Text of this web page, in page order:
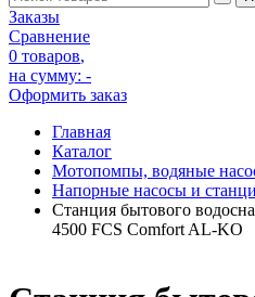
Заказы
Сравнение
0 товаров,
на сумму: -
Оформить заказ
Главная
Каталог
Мотопомпы, водяные
Напорные насосы и
Станция бытового
4500 FCS Comfort AL-KO